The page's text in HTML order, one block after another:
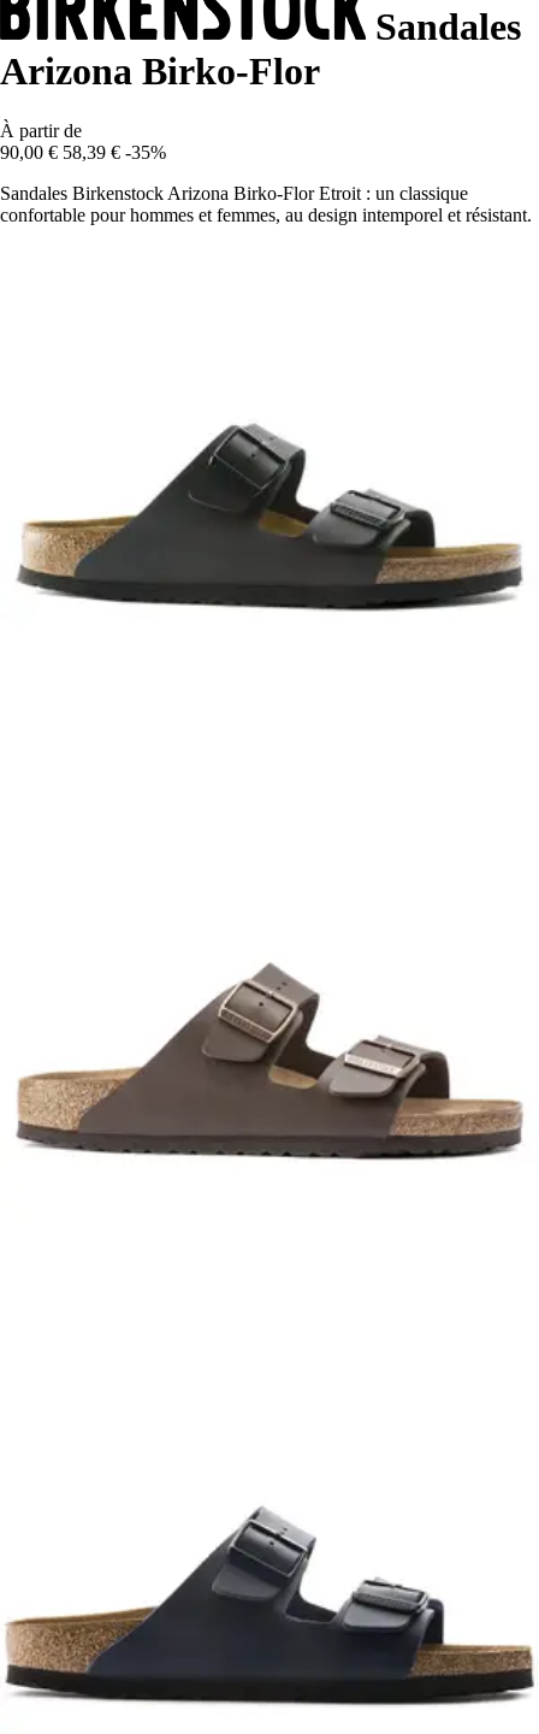
Sandales
Arizona Birko-Flor
À partir de
90,00 € 58,39 € -35%
Sandales Birkenstock Arizona Birko-Flor Etroit : un classique
confortable pour hommes et femmes, au design intemporel et résistant.